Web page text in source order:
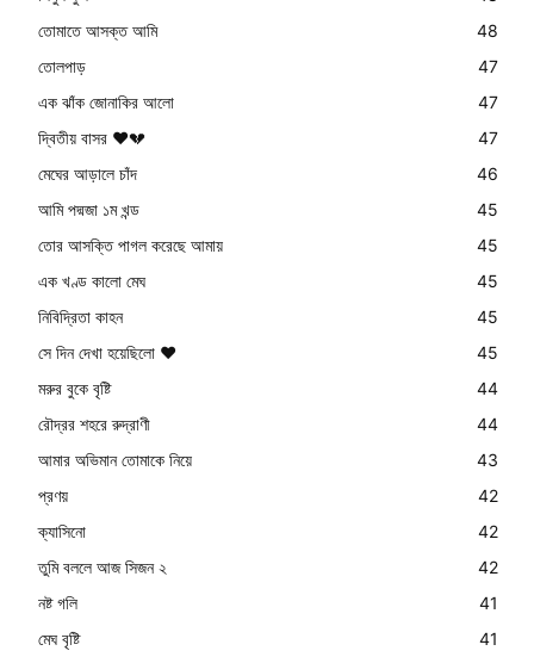
তোমাতে আসক্ত আমি
48
তোলপাড়
47
এক ঝাঁক জোনাকির আলো
47
দ্বিতীয় বাসর ❤️💔
47
মেঘের আড়ালে চাঁদ
46
আমি পদ্মজা ১ম খন্ড
45
তোর আসক্তি পাগল করেছে আমায়
45
এক খণ্ড কালো মেঘ
45
নিবিদ্রিতা কাহন
45
সে দিন দেখা হয়েছিলো ❤️
45
মরুর বুকে বৃষ্টি
44
রৌদ্রর শহরে রুদ্রাণী
44
আমার অভিমান তোমাকে নিয়ে
43
প্রণয়
42
ক্যাসিনো
42
তুমি বললে আজ সিজন ২
42
নষ্ট গলি
41
মেঘ বৃষ্টি
41